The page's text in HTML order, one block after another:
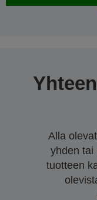
Alla
yhden tai
tuotteen